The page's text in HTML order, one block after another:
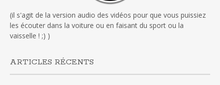
(il s'agit de la version audio des vidéos pour que vous puissiez
les écouter dans la voiture ou en faisant du sport ou la
vaisselle ! ;) )
ARTICLES RÉCENTS